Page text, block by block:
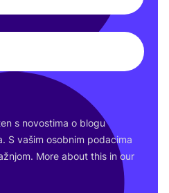
s novos­ti­ma o blo­gu
S vašim osob­nim poda­ci­ma
More abo­ut this in our